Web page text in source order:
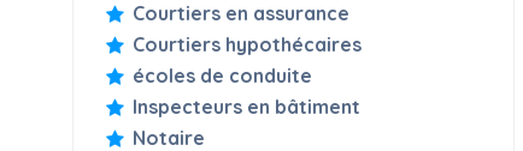
Courtiers en assurance
Courtiers hypothécaires
écoles de conduite
Inspecteurs en bâtiment
Notaire